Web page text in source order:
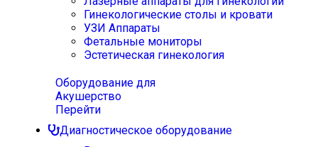
Гинекологические столы и кровати
УЗИ Аппараты
Фетальные мониторы
Эстетическая гинекология
Оборудование для
Акушерство
Перейти
Диагностическое оборудование